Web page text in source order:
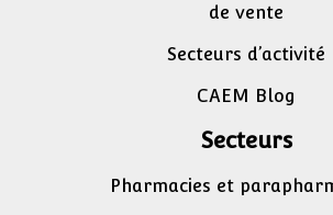
de vente
Secteurs d’activité
CAEM Blog
Secteurs
Pharmacies et